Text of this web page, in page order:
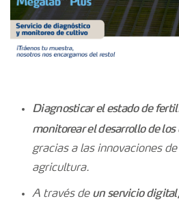
Diagnosticar el estado de
monitorear el desarrollo de
gracias a las innovaciones
agricultura.
A través de un servicio digital,